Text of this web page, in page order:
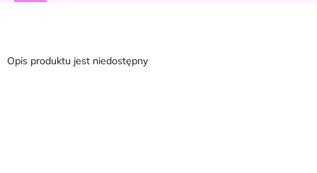
Opis produktu jest niedostępny